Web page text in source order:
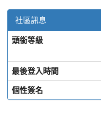
社區訊息
頭銜等級
最後登入時間
個性簽名